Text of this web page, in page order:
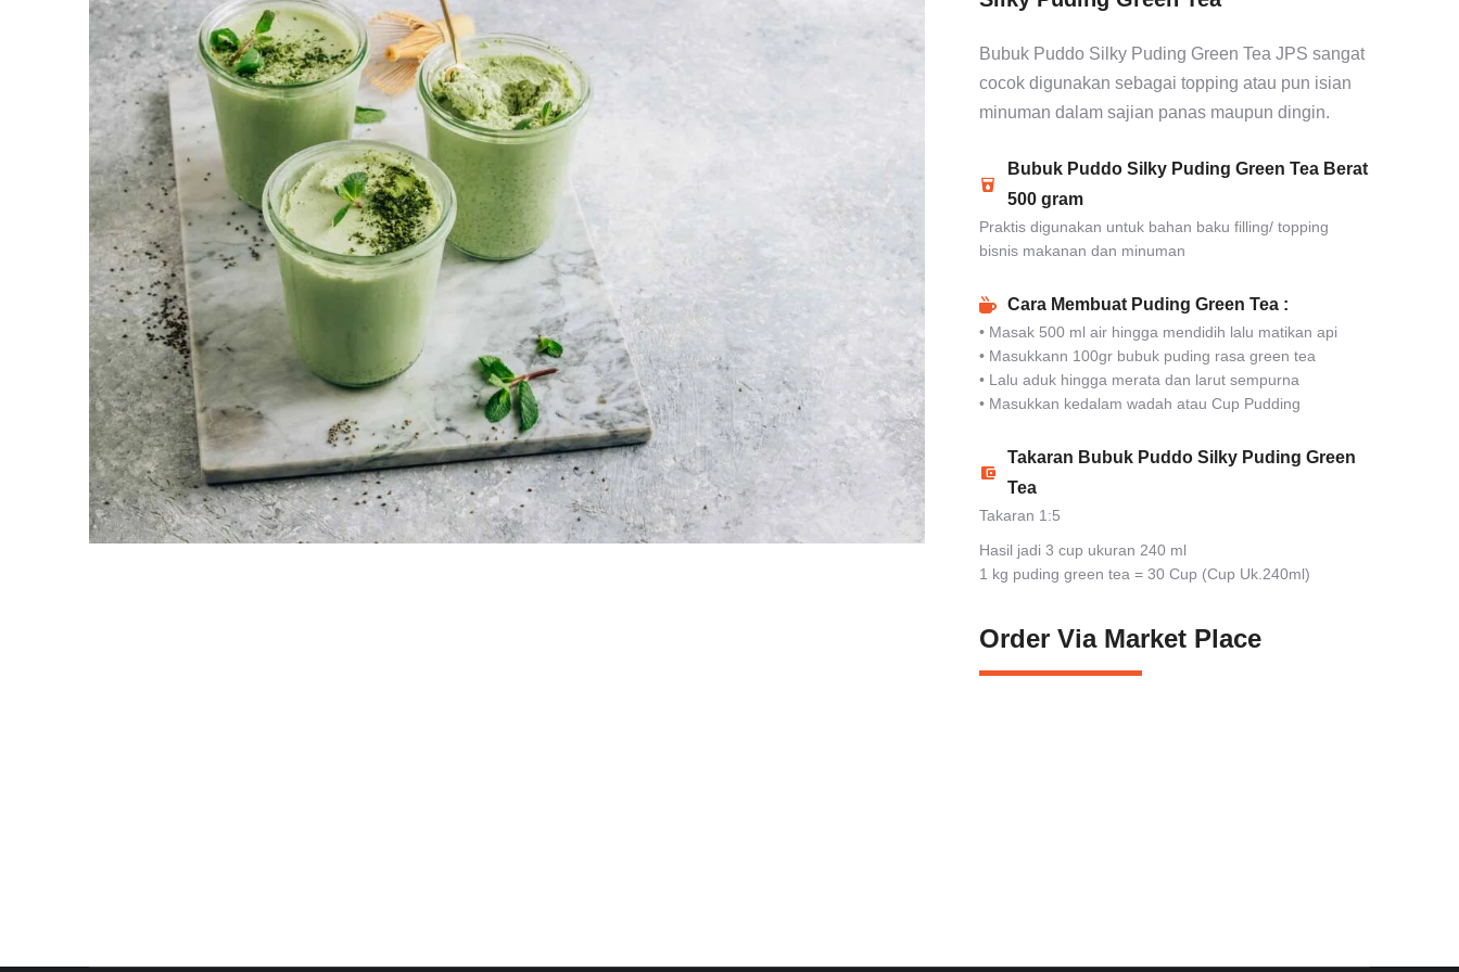
Bubuk Puddo Silky Puding Green Tea JPS sangat
cocok digunakan sebagai topping atau pun isian
minuman dalam sajian panas maupun dingin.
Bubuk Puddo Silky Puding Green Tea Berat
500 gram
Praktis digunakan untuk bahan baku filling/ topping
bisnis makanan dan minuman
Cara Membuat Puding Green Tea :
• Masak 500 ml air hingga mendidih lalu matikan api
• Masukkann 100gr bubuk puding rasa green tea
• Lalu aduk hingga merata dan larut sempurna
• Masukkan kedalam wadah atau Cup Pudding
Takaran Bubuk Puddo Silky Puding Green
Tea
Takaran 1:5
Hasil jadi 3 cup ukuran 240 ml
1 kg puding green tea = 30 Cup (Cup Uk.240ml)
Order Via Market Place